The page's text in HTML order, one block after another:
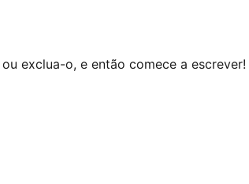
exclua-o, e então comece a escrever!